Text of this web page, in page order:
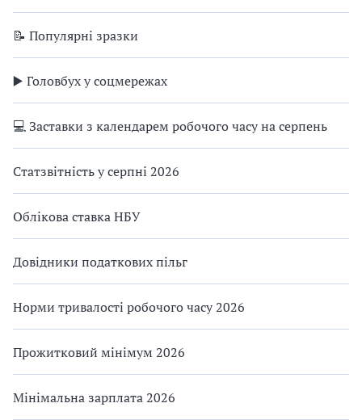
📝 Популярні зразки
▶️ Головбух у соцмережах
💻 Заставки з календарем робочого часу на серпень
Статзвітність у серпні 2026
Облікова ставка НБУ
Довідники податкових пільг
Норми тривалості робочого часу 2026
Прожитковий мінімум 2026
Мінімальна зарплата 2026